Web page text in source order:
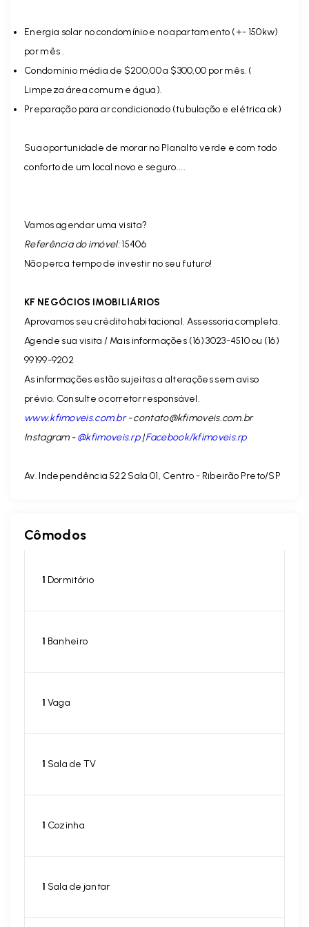
Energia solar no condomínio e no apartamento (+- 150kw)
por mês .
Condomínio média de $200,00 a $300,00 por mês. (
Limpeza área comum e água).
Preparação para ar condicionado (tubulação e elétrica ok)
Sua oportunidade de morar no Planalto verde e com todo
conforto de um local novo e seguro....
Vamos agendar uma visita?
Referência do imóvel:15406
Não perca tempo de investir no seu futuro!
KF NEGÓCIOS IMOBILIÁRIOS
Aprovamos seu crédito habitacional. Assessoria completa.
Agende sua visita / Mais informações (16) 3023-4510 ou (16)
99199-9202
As informações estão sujeitas a alterações sem aviso
prévio. Consulte o corretor responsável.
www.kfimoveis.com.br-contato@kfimoveis.com.br
Instagram -@kfimoveis.rp|Facebook/kfimoveis.rp
Av. Independência 522 Sala 01, Centro - Ribeirão Preto/SP
Cômodos
1 Dormitório
1 Banheiro
1 Vaga
1 Sala de TV
1 Cozinha
1 Sala de jantar